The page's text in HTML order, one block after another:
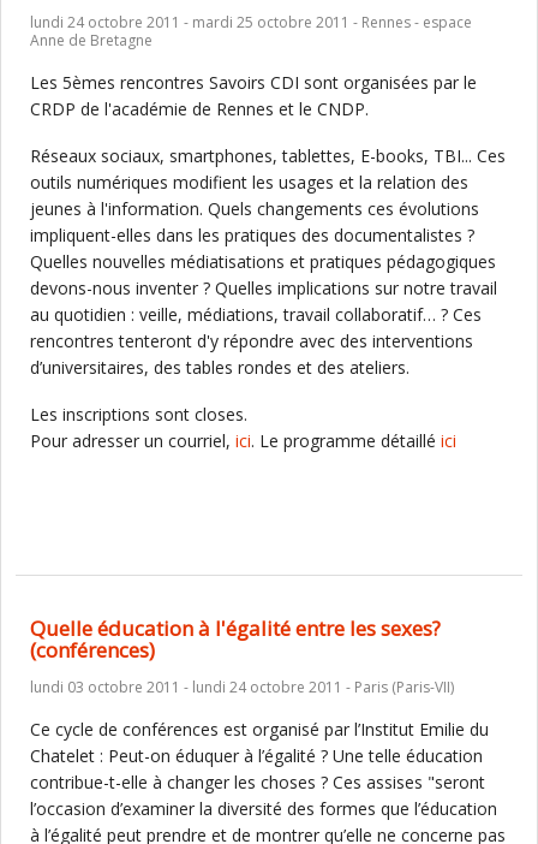
lundi 24 octobre 2011 - mardi 25 octobre 2011 - Rennes - espace
Anne de Bretagne
Les 5èmes rencontres Savoirs CDI sont organisées par le
CRDP de l'académie de Rennes et le CNDP.
Réseaux sociaux, smartphones, tablettes, E-books, TBI... Ces
outils numériques modifient les usages et la relation des
jeunes à l'information. Quels changements ces évolutions
impliquent-elles dans les pratiques des documentalistes ?
Quelles nouvelles médiatisations et pratiques pédagogiques
devons-nous inventer ? Quelles implications sur notre travail
au quotidien : veille, médiations, travail collaboratif… ? Ces
rencontres tenteront d'y répondre avec des interventions
d’universitaires, des tables rondes et des ateliers.
Les inscriptions sont closes.
Pour adresser un courriel, ici. Le programme détaillé ici
Quelle éducation à l'égalité entre les sexes?
(conférences)
lundi 03 octobre 2011 - lundi 24 octobre 2011 - Paris (Paris-VII)
Ce cycle de conférences est organisé par l’Institut Emilie du
Chatelet : Peut-on éduquer à l’égalité ? Une telle éducation
contribue-t-elle à changer les choses ? Ces assises "seront
l’occasion d’examiner la diversité des formes que l’éducation
à l’égalité peut prendre et de montrer qu’elle ne concerne pas